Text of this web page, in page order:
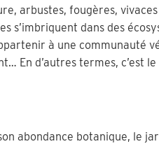
arbustes, fougères,
s’imbriquent dans des
à une communauté
En d’autres termes, c’est
abondance botanique, le